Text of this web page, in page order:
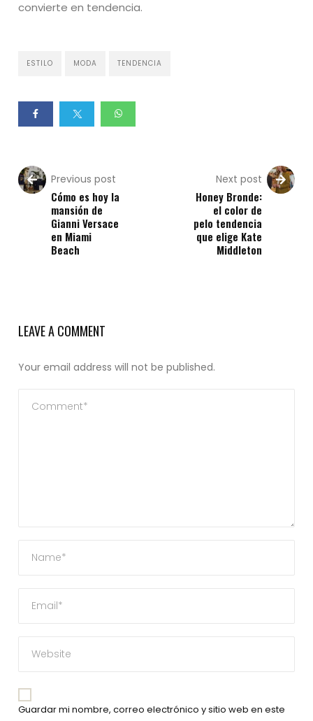
convierte en tendencia.
ESTILO MODA TENDENCIA
Previous post
Cómo es hoy la
mansión de
Gianni Versace
en Miami
Beach
Next post
Honey Bronde:
el color de
pelo tendencia
que elige Kate
Middleton
LEAVE A COMMENT
Your email address will not be published.
Guardar mi nombre, correo electrónico y sitio web en este